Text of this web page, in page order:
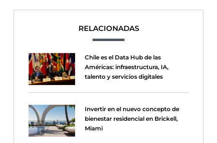
RELACIONADAS
Chile es el Data Hub de las
Américas: infraestructura, IA,
talento y servicios digitales
Invertir en el nuevo concepto de
bienestar residencial en Brickell,
Miami